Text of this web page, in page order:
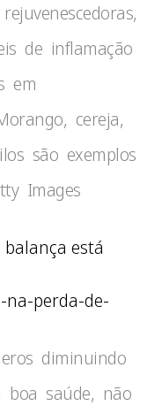
de inflamação
em
cereja,
são exemplos
Images
perda-de-
diminuindo
saúde, não